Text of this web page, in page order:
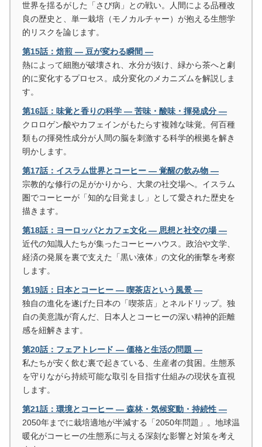
世界を揺るがした「さび病」との戦い。人間による品種改
良の歴史と、単一栽培（モノカルチャー）が抱える生態学
的リスクを論じます。
第15話：焙煎 ― 豆が変わる瞬間 ―
熱によって細胞が破壊され、水分が抜け、緑から茶へと劇
的に変化するプロセス。成分変化のメカニズムを解説しま
す。
第16話：味覚と香りの科学 ― 苦味・酸味・揮発成分 ―
クロロゲン酸やカフェインがもたらす複雑な味覚。何百種
類もの揮発性成分が人間の脳を刺激する科学的根拠を解き
明かします。
第17話：イスラム世界とコーヒー ― 覚醒の飲み物 ―
宗教的な修行の足がかりから、大衆の社交場へ。イスラム
圏でコーヒーが「知的な目覚まし」として愛された歴史を
描きます。
第18話：ヨーロッパとカフェ文化 ― 思想と社交の場 ―
近代の知識人たちが集ったコーヒーハウス。政治や文学、
経済の発展を裏で支えた「黒い液体」の文化的衝撃を考察
します。
第19話：日本とコーヒー ― 喫茶店という風景 ―
独自の進化を遂げた日本の「喫茶店」とネルドリップ。独
自の美意識が育んだ、日本人とコーヒーの深い精神的距離
感を紐解きます。
第20話：フェアトレード ― 価格と生活の問題 ―
私たちが安く飲む裏で起きている、生産者の貧困。生態系
を守りながら持続可能な取引を目指す仕組みの現状を直視
します。
第21話：環境とコーヒー ― 森林・気候変動・持続性 ―
2050年までに栽培適地が半減する「2050年問題」。地球温
暖化がコーヒーの生態系に与える深刻な影響と対策を考え